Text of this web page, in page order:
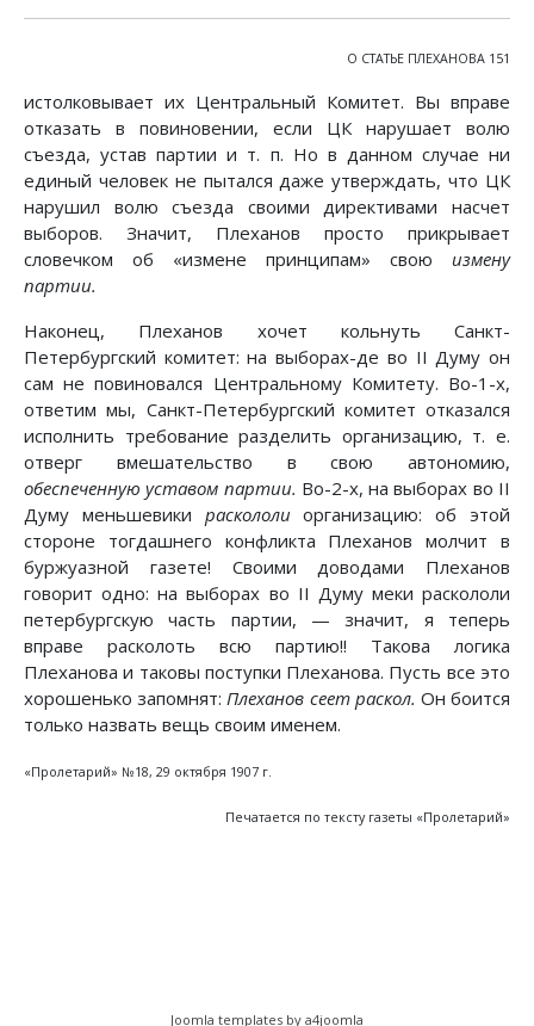
О СТАТЬЕ ПЛЕХАНОВА 151
истолковывает их Центральный Комитет. Вы вправе
отказать в повиновении, если ЦК нарушает волю
съезда, устав партии и т. п. Но в данном случае ни
единый человек не пытался даже утверждать, что ЦК
нарушил волю съезда своими директивами насчет
выборов. Значит, Плеханов просто прикрывает
словечком об «измене принципам» свою измену
партии.
Наконец, Плеханов хочет кольнуть Санкт-
Петербургский комитет: на выборах-де во II Думу он
сам не повиновался Центральному Комитету. Во-1-х,
ответим мы, Санкт-Петербургский комитет отказался
исполнить требование разделить организацию, т. е.
отверг вмешательство в свою автономию,
обеспеченную уставом партии. Во-2-х, на выборах во II
Думу меньшевики раскололи организацию: об этой
стороне тогдашнего конфликта Плеханов молчит в
буржуазной газете! Своими доводами Плеханов
говорит одно: на выборах во II Думу меки раскололи
петербургскую часть партии, — значит, я теперь
вправе расколоть всю партию!! Такова логика
Плеханова и таковы поступки Плеханова. Пусть все это
хорошенько запомнят:Плеханов сеет раскол. Он боится
только назвать вещь своим именем.
«Пролетарий» №18, 29 октября 1907 г.
Печатается по тексту газеты «Пролетарий»
Joomla templates by a4joomla